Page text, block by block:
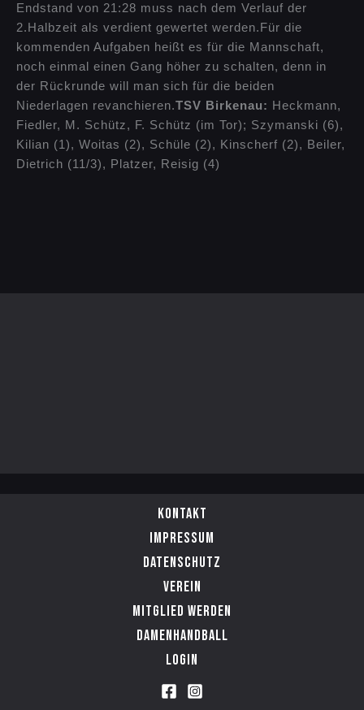
Endstand von 21:28 muss nach dem Verlauf der
2.Halbzeit als verdient gewertet werden.Für die
kommenden Aufgaben heißt es für die Mannschaft,
noch einmal einen Gang höher zu schalten, denn in
der Rückrunde will man sich für die beiden
Niederlagen revanchieren.TSV Birkenau: Heckmann,
Fiedler, M. Schütz, F. Schütz (im Tor); Szymanski (6),
Kilian (1), Woitas (2), Schüle (2), Kinscherf (2), Beiler,
Dietrich (11/3), Platzer, Reisig (4)
Kontakt
Impressum
Datenschutz
Verein
Mitglied werden
Damenhandball
Login